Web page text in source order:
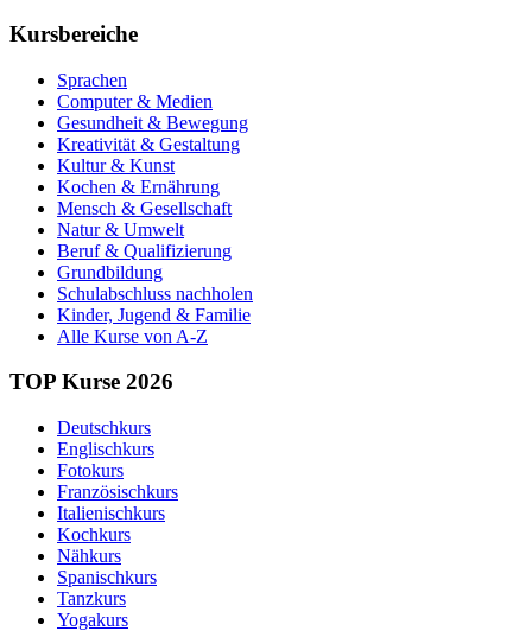
Kursbereiche
Sprachen
Computer & Medien
Gesundheit & Bewegung
Kreativität & Gestaltung
Kultur & Kunst
Kochen & Ernährung
Mensch & Gesellschaft
Natur & Umwelt
Beruf & Qualifizierung
Grundbildung
Schulabschluss nachholen
Kinder, Jugend & Familie
Alle Kurse von A-Z
TOP Kurse 2026
Deutschkurs
Englischkurs
Fotokurs
Französischkurs
Italienischkurs
Kochkurs
Nähkurs
Spanischkurs
Tanzkurs
Yogakurs